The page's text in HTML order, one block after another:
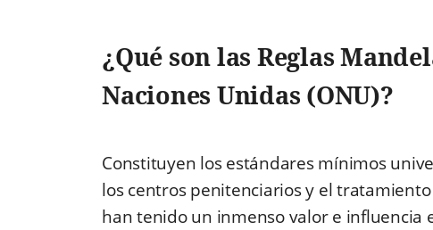
¿Qué son las Reglas
Naciones Unidas (ONU)?
Constituyen los estándares mínimos
los centros penitenciarios y el
han tenido un inmenso valor e influencia